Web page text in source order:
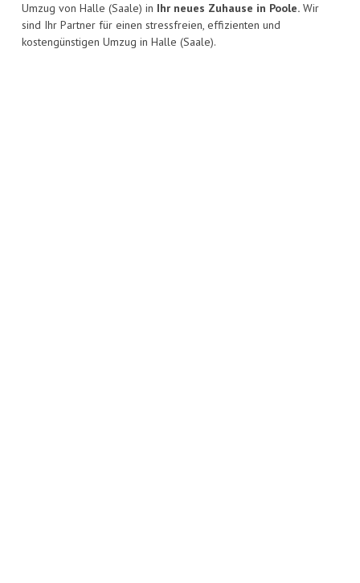
Umzug von Halle (Saale) in Ihr neues Zuhause in Poole. Wir
sind Ihr Partner für einen stressfreien, effizienten und
kostengünstigen Umzug in Halle (Saale).